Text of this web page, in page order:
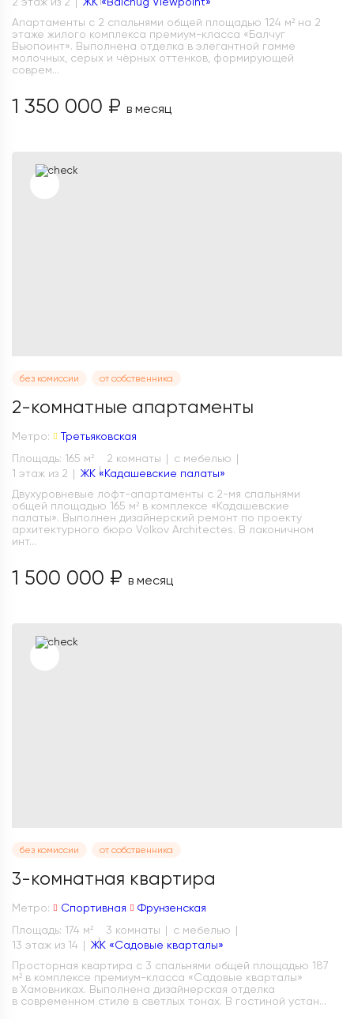
Апартаменты с 2 спальнями общей площадью 124 м² на 2
этаже жилого комплекса премиум-класса «Балчуг
Вьюпоинт». Выполнена отделка в элегантной гамме
молочных, серых и чёрных оттенков, формирующей
соврем...
1 350 000 ₽ в месяц
без комиссии от собственника
2-комнатные апартаменты
Метро:
Третьяковская
Площадь: 165 м 2 2 комнаты
с мебелью
1 этаж из 2
ЖК «Кадашевские палаты»
Двухуровневые лофт-апартаменты с 2-мя спальнями
общей площадью 165 м² в комплексе «Кадашевские
палаты». Выполнен дизайнерский ремонт по проекту
архитектурного бюро Volkov Architectes. В лаконичном
инт...
1 500 000 ₽ в месяц
без комиссии от собственника
3-комнатная квартира
Метро: Спортивная
Фрунзенская
Площадь: 174 м 2 3 комнаты
с мебелью
13 этаж из 14
ЖК «Садовые кварталы»
Просторная квартира с 3 спальнями общей площадью 187
м² в комплексе премиум-класса «Садовые кварталы»
в Хамовниках. Выполнена дизайнерская отделка
в современном стиле в светлых тонах. В гостиной устан...